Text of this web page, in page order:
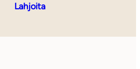
Lahjoita